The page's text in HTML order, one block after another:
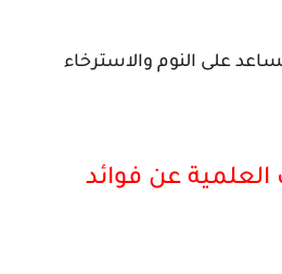
على النوم والاسترخاء
العلمية عن فوائد